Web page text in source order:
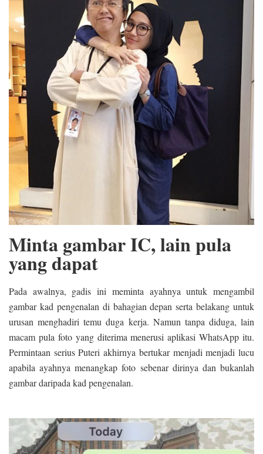
Minta gambar IC, lain pula
yang dapat
Pada awalnya, gadis ini meminta ayahnya untuk mengambil
gambar kad pengenalan di bahagian depan serta belakang untuk
urusan menghadiri temu duga kerja. Namun tanpa diduga, lain
macam pula foto yang diterima menerusi aplikasi WhatsApp itu.
Permintaan serius Puteri akhirnya bertukar menjadi menjadi lucu
apabila ayahnya menangkap foto sebenar dirinya dan bukanlah
gambar daripada kad pengenalan.